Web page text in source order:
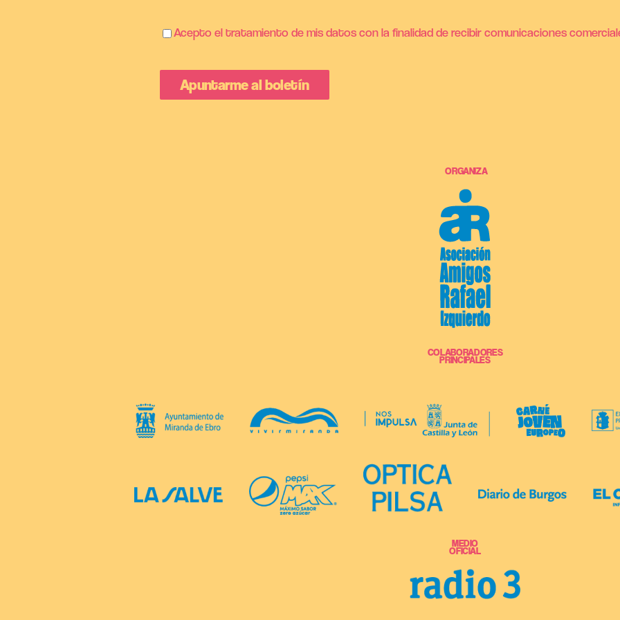
Acepto el tratamiento de mis datos con la finalidad de recibir comunicaciones
ORGANIZA
COLABORADORES
PRINCIPALES
MEDIO
OFICIAL